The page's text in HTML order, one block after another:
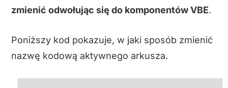
zmienić odwołując się do komponentów VBE.
Poniższy kod pokazuje, w jaki sposób zmienić
nazwę kodową aktywnego arkusza.